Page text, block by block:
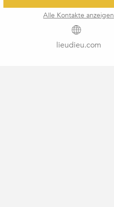
Alle Kontakte anzeigen
lieudieu.com